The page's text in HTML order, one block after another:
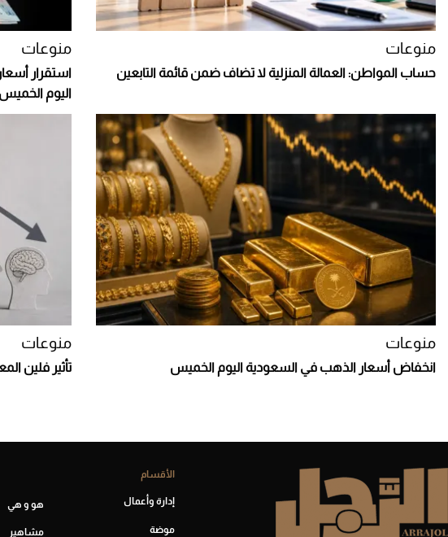
منوعات
حساب المواطن: العمالة المنزلية لا تضاف ضمن قائمة التابعين
منوعات
استقرار
اليوم الخميس
منوعات
انخفاض أسعار الذهب في السعودية اليوم الخميس
منوعات
تأثير فلين
الأقسام
إدارة وأعمال
موضة
هو و هي
مشاهير